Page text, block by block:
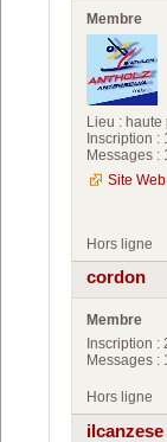
Membre
Lieu : haute
Inscription :
Messages :
Site Web
Hors ligne
cordon
Membre
Inscription :
Messages :
Hors ligne
ilcanzese